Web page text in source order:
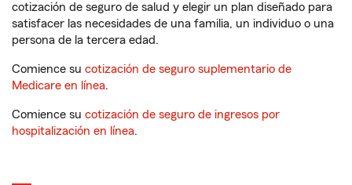
cotización de seguro de salud y elegir un plan diseñado para
satisfacer las necesidades de una familia, un individuo o una
persona de la tercera edad.
Comience su cotización de seguro suplementario de
Medicare en línea.
Comience su cotización de seguro de ingresos por
hospitalización en línea.